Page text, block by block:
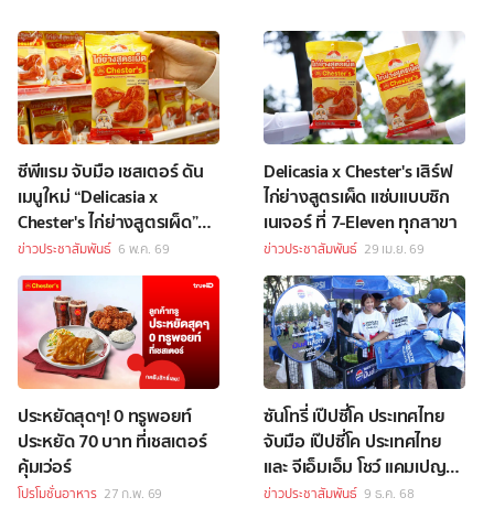
ซีพีแรม จับมือ เชสเตอร์ ดัน
เมนูใหม่ “Delicasia x
Chester's ไก่ย่างสูตรเผ็ด”
ลง 7-Eleven ทั่วประเทศ
ข่าวประชาสัมพันธ์ 6 พ.ค. 69
Delicasia x Chester's เสิร์ฟ
ไก่ย่างสูตรเผ็ด แซ่บแบบซิก
เนเจอร์ ที่ 7-Eleven ทุกสาขา
ข่าวประชาสัมพันธ์ 29 เม.ย. 69
ประหยัดสุดๆ! 0 ทรูพอยท์
ประหยัด 70 บาท ที่เชสเตอร์
คุ้มเว่อร์
โปรโมชั่นอาหาร 27 ก.พ. 69
ซันโทรี่ เป๊ปซี่โค ประเทศไทย
จับมือ เป๊ปซี่โค ประเทศไทย
และ จีเอ็มเอ็ม โชว์ แคมเปญ
Waste Nothing - มันส์ แล้ว
ข่าวประชาสัมพันธ์ 9 ธ.ค. 68